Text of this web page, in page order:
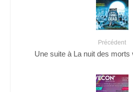
Précédent
Une suite à La nuit des morts